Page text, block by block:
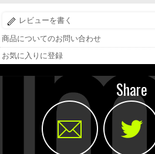
レビューを書く
商品についてのお問い合わせ
お気に入りに登録
Share